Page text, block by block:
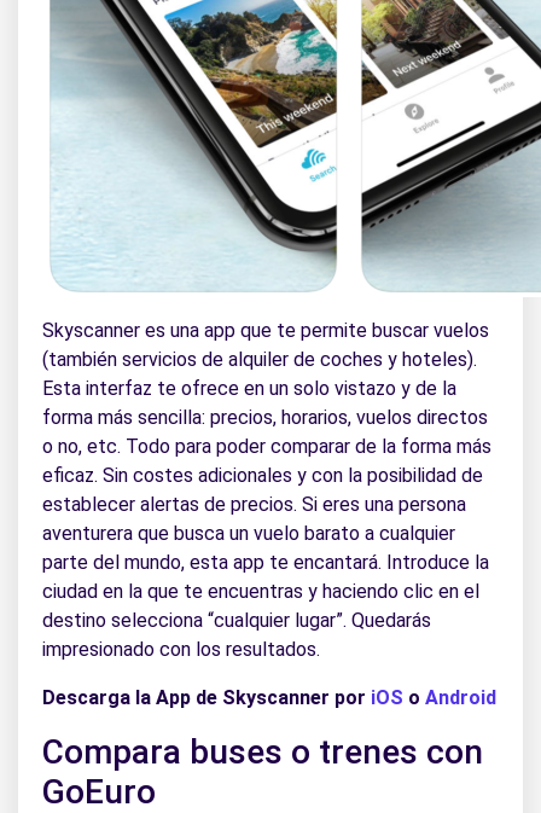
Skyscanner es una app que te permite buscar vuelos
(también servicios de alquiler de coches y hoteles).
Esta interfaz te ofrece en un solo vistazo y de la
forma más sencilla: precios, horarios, vuelos directos
o no, etc. Todo para poder comparar de la forma más
eficaz. Sin costes adicionales y con la posibilidad de
establecer alertas de precios. Si eres una persona
aventurera que busca un vuelo barato a cualquier
parte del mundo, esta app te encantará. Introduce la
ciudad en la que te encuentras y haciendo clic en el
destino selecciona “cualquier lugar”. Quedarás
impresionado con los resultados.
Descarga la App de Skyscanner por iOS o Android
Compara buses o trenes con
GoEuro